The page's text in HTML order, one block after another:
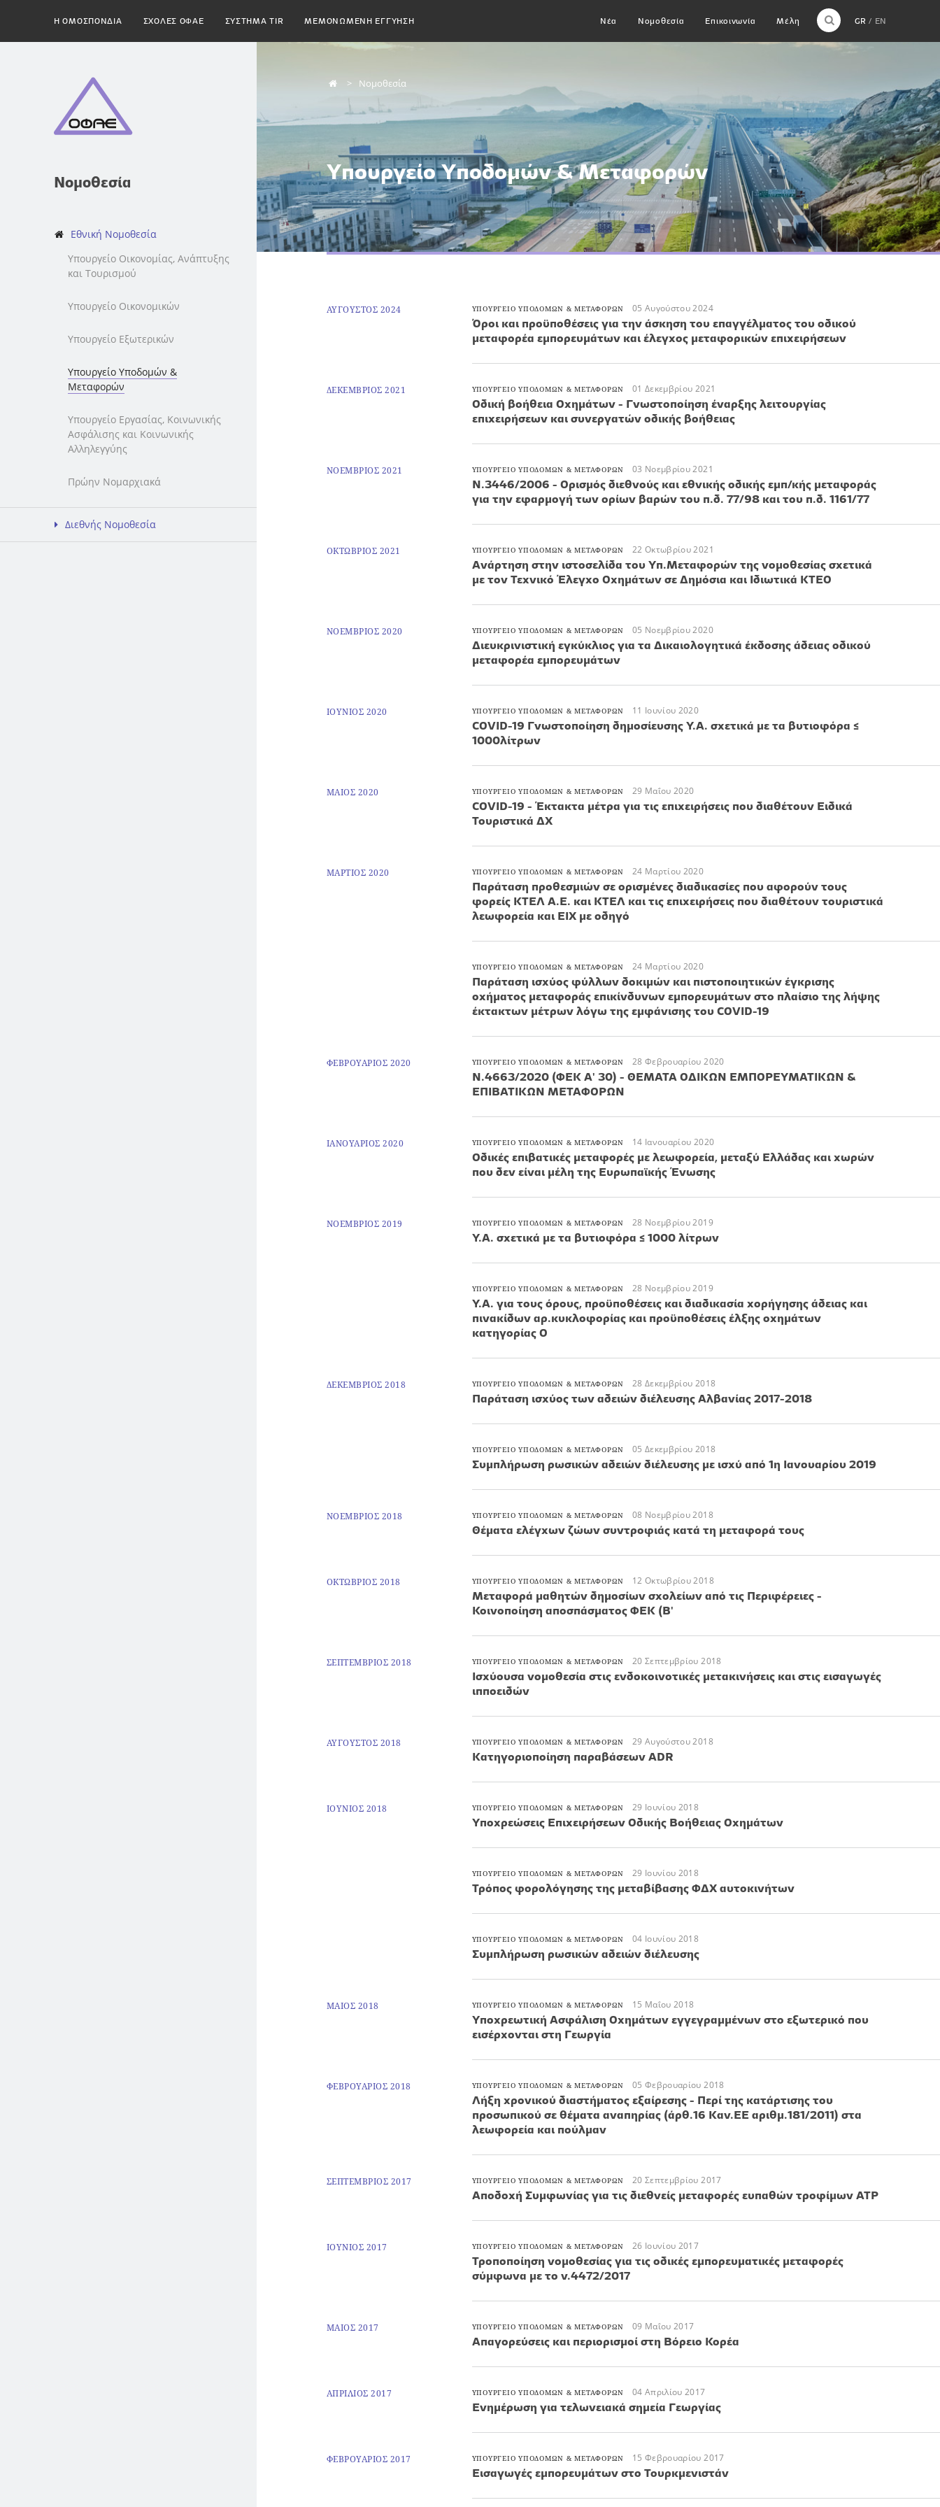
H ΟΜΟΣΠΟΝΔΙΑ ΣΧΟΛΕΣ ΟΦΑΕ ΣΥΣΤΗΜΑ TIR ΜΕΜΟΝΩΜΕΝΗ ΕΓΓΥΗΣΗ GR EN
Νέα Νομοθεσία Επικοινωνία Μέλη
Νομοθεσία
Εθνική Νομοθεσία
Υπουργείο Οικονομίας, Ανάπτυξης
και Τουρισμού
Υπουργείο Οικονομικών
Υπουργείο Εξωτερικών
Υπουργείο Υποδομών &
Μεταφορών
Υπουργείο Εργασίας, Κοινωνικής
Ασφάλισης και Κοινωνικής
Αλληλεγγύης
Πρώην Νομαρχιακά
Διεθνής Νομοθεσία
Νομοθεσία
Υπουργείο Υποδομών & Μεταφορών
ΑΥΓΟΥΣΤΟΣ 2024 ΥΠΟΥΡΓΕΙΟ ΥΠΟΔΟΜΩΝ & ΜΕΤΑΦΟΡΩΝ 05 Αυγούστου 2024
Όροι και προϋποθέσεις για την άσκηση του επαγγέλματος του οδικού
μεταφορέα εμπορευμάτων και έλεγχος μεταφορικών επιχειρήσεων
ΔΕΚΕΜΒΡΙΟΣ 2021 ΥΠΟΥΡΓΕΙΟ ΥΠΟΔΟΜΩΝ & ΜΕΤΑΦΟΡΩΝ 01 Δεκεμβρίου 2021
Οδική βοήθεια Οχημάτων - Γνωστοποίηση έναρξης λειτουργίας
επιχειρήσεων και συνεργατών οδικής βοήθειας
ΝΟΕΜΒΡΙΟΣ 2021 ΥΠΟΥΡΓΕΙΟ ΥΠΟΔΟΜΩΝ & ΜΕΤΑΦΟΡΩΝ 03 Νοεμβρίου 2021
Ν.3446/2006 - Ορισμός διεθνούς και εθνικής οδικής εμπ/κής μεταφοράς
για την εφαρμογή των ορίων βαρών του π.δ. 77/98 και του π.δ. 1161/77
ΟΚΤΩΒΡΙΟΣ 2021 ΥΠΟΥΡΓΕΙΟ ΥΠΟΔΟΜΩΝ & ΜΕΤΑΦΟΡΩΝ 22 Οκτωβρίου 2021
Ανάρτηση στην ιστοσελίδα του Υπ.Μεταφορών της νομοθεσίας σχετικά
με τον Τεχνικό Έλεγχο Οχημάτων σε Δημόσια και Ιδιωτικά ΚΤΕΟ
ΝΟΕΜΒΡΙΟΣ 2020 ΥΠΟΥΡΓΕΙΟ ΥΠΟΔΟΜΩΝ & ΜΕΤΑΦΟΡΩΝ 05 Νοεμβρίου 2020
Διευκρινιστική εγκύκλιος για τα Δικαιολογητικά έκδοσης άδειας οδικού
μεταφορέα εμπορευμάτων
ΙΟΥΝΙΟΣ 2020 ΥΠΟΥΡΓΕΙΟ ΥΠΟΔΟΜΩΝ & ΜΕΤΑΦΟΡΩΝ 11 Ιουνίου 2020
COVID-19 Γνωστοποίηση δημοσίευσης Υ.Α. σχετικά με τα βυτιοφόρα ≤
1000λίτρων
ΜΑΙΟΣ 2020 ΥΠΟΥΡΓΕΙΟ ΥΠΟΔΟΜΩΝ & ΜΕΤΑΦΟΡΩΝ 29 Μαΐου 2020
COVID-19 - Έκτακτα μέτρα για τις επιχειρήσεις που διαθέτουν Ειδικά
Τουριστικά ΔΧ
ΜΑΡΤΙΟΣ 2020 ΥΠΟΥΡΓΕΙΟ ΥΠΟΔΟΜΩΝ & ΜΕΤΑΦΟΡΩΝ 24 Μαρτίου 2020
Παράταση προθεσμιών σε ορισμένες διαδικασίες που αφορούν τους
φορείς ΚΤΕΛ Α.Ε. και ΚΤΕΛ και τις επιχειρήσεις που διαθέτουν τουριστικά
λεωφορεία και ΕΙΧ με οδηγό
ΥΠΟΥΡΓΕΙΟ ΥΠΟΔΟΜΩΝ & ΜΕΤΑΦΟΡΩΝ 24 Μαρτίου 2020
Παράταση ισχύος φύλλων δοκιμών και πιστοποιητικών έγκρισης
οχήματος μεταφοράς επικίνδυνων εμπορευμάτων στο πλαίσιο της λήψης
έκτακτων μέτρων λόγω της εμφάνισης του COVID-19
ΦΕΒΡΟΥΑΡΙΟΣ 2020 ΥΠΟΥΡΓΕΙΟ ΥΠΟΔΟΜΩΝ & ΜΕΤΑΦΟΡΩΝ 28 Φεβρουαρίου 2020
Ν.4663/2020 (ΦΕΚ Α' 30) - ΘΕΜΑΤΑ ΟΔΙΚΩΝ ΕΜΠΟΡΕΥΜΑΤΙΚΩΝ &
ΕΠΙΒΑΤΙΚΩΝ ΜΕΤΑΦΟΡΩΝ
ΙΑΝΟΥΑΡΙΟΣ 2020 ΥΠΟΥΡΓΕΙΟ ΥΠΟΔΟΜΩΝ & ΜΕΤΑΦΟΡΩΝ 14 Ιανουαρίου 2020
Οδικές επιβατικές μεταφορές με λεωφορεία, μεταξύ Ελλάδας και χωρών
που δεν είναι μέλη της Ευρωπαϊκής Ένωσης
ΝΟΕΜΒΡΙΟΣ 2019 ΥΠΟΥΡΓΕΙΟ ΥΠΟΔΟΜΩΝ & ΜΕΤΑΦΟΡΩΝ 28 Νοεμβρίου 2019
Υ.Α. σχετικά με τα βυτιοφόρα ≤ 1000 λίτρων
ΥΠΟΥΡΓΕΙΟ ΥΠΟΔΟΜΩΝ & ΜΕΤΑΦΟΡΩΝ 28 Νοεμβρίου 2019
Υ.Α. για τους όρους, προϋποθέσεις και διαδικασία χορήγησης άδειας και
πινακίδων αρ.κυκλοφορίας και προϋποθέσεις έλξης οχημάτων
κατηγορίας Ο
ΔΕΚΕΜΒΡΙΟΣ 2018 ΥΠΟΥΡΓΕΙΟ ΥΠΟΔΟΜΩΝ & ΜΕΤΑΦΟΡΩΝ 28 Δεκεμβρίου 2018
Παράταση ισχύος των αδειών διέλευσης Αλβανίας 2017-2018
ΥΠΟΥΡΓΕΙΟ ΥΠΟΔΟΜΩΝ & ΜΕΤΑΦΟΡΩΝ 05 Δεκεμβρίου 2018
Συμπλήρωση ρωσικών αδειών διέλευσης με ισχύ από 1η Ιανουαρίου 2019
ΝΟΕΜΒΡΙΟΣ 2018 ΥΠΟΥΡΓΕΙΟ ΥΠΟΔΟΜΩΝ & ΜΕΤΑΦΟΡΩΝ 08 Νοεμβρίου 2018
Θέματα ελέγχων ζώων συντροφιάς κατά τη μεταφορά τους
ΟΚΤΩΒΡΙΟΣ 2018 ΥΠΟΥΡΓΕΙΟ ΥΠΟΔΟΜΩΝ & ΜΕΤΑΦΟΡΩΝ 12 Οκτωβρίου 2018
Μεταφορά μαθητών δημοσίων σχολείων από τις Περιφέρειες -
Κοινοποίηση αποσπάσματος ΦΕΚ (Β'
ΣΕΠΤΕΜΒΡΙΟΣ 2018 ΥΠΟΥΡΓΕΙΟ ΥΠΟΔΟΜΩΝ & ΜΕΤΑΦΟΡΩΝ 20 Σεπτεμβρίου 2018
Ισχύουσα νομοθεσία στις ενδοκοινοτικές μετακινήσεις και στις εισαγωγές
ιπποειδών
ΑΥΓΟΥΣΤΟΣ 2018 ΥΠΟΥΡΓΕΙΟ ΥΠΟΔΟΜΩΝ & ΜΕΤΑΦΟΡΩΝ 29 Αυγούστου 2018
Kατηγοριοποίηση παραβάσεων ADR
ΙΟΥΝΙΟΣ 2018 ΥΠΟΥΡΓΕΙΟ ΥΠΟΔΟΜΩΝ & ΜΕΤΑΦΟΡΩΝ 29 Ιουνίου 2018
Υποχρεώσεις Επιχειρήσεων Οδικής Βοήθειας Οχημάτων
ΥΠΟΥΡΓΕΙΟ ΥΠΟΔΟΜΩΝ & ΜΕΤΑΦΟΡΩΝ 29 Ιουνίου 2018
Τρόπος φορολόγησης της μεταβίβασης ΦΔΧ αυτοκινήτων
ΥΠΟΥΡΓΕΙΟ ΥΠΟΔΟΜΩΝ & ΜΕΤΑΦΟΡΩΝ 04 Ιουνίου 2018
Συμπλήρωση ρωσικών αδειών διέλευσης
ΜΑΙΟΣ 2018 ΥΠΟΥΡΓΕΙΟ ΥΠΟΔΟΜΩΝ & ΜΕΤΑΦΟΡΩΝ 15 Μαΐου 2018
Υποχρεωτική Ασφάλιση Οχημάτων εγγεγραμμένων στο εξωτερικό που
εισέρχονται στη Γεωργία
ΦΕΒΡΟΥΑΡΙΟΣ 2018 ΥΠΟΥΡΓΕΙΟ ΥΠΟΔΟΜΩΝ & ΜΕΤΑΦΟΡΩΝ 05 Φεβρουαρίου 2018
Λήξη χρονικού διαστήματος εξαίρεσης - Περί της κατάρτισης του
προσωπικού σε θέματα αναπηρίας (άρθ.16 Καν.ΕΕ αριθμ.181/2011) στα
λεωφορεία και πούλμαν
ΣΕΠΤΕΜΒΡΙΟΣ 2017 ΥΠΟΥΡΓΕΙΟ ΥΠΟΔΟΜΩΝ & ΜΕΤΑΦΟΡΩΝ 20 Σεπτεμβρίου 2017
Αποδοχή Συμφωνίας για τις διεθνείς μεταφορές ευπαθών τροφίμων ΑΤΡ
ΙΟΥΝΙΟΣ 2017 ΥΠΟΥΡΓΕΙΟ ΥΠΟΔΟΜΩΝ & ΜΕΤΑΦΟΡΩΝ 26 Ιουνίου 2017
Τροποποίηση νομοθεσίας για τις οδικές εμπορευματικές μεταφορές
σύμφωνα με το ν.4472/2017
ΜΑΙΟΣ 2017 ΥΠΟΥΡΓΕΙΟ ΥΠΟΔΟΜΩΝ & ΜΕΤΑΦΟΡΩΝ 09 Μαΐου 2017
Απαγορεύσεις και περιορισμοί στη Βόρειο Κορέα
ΑΠΡΙΛΙΟΣ 2017 ΥΠΟΥΡΓΕΙΟ ΥΠΟΔΟΜΩΝ & ΜΕΤΑΦΟΡΩΝ 04 Απριλίου 2017
Ενημέρωση για τελωνειακά σημεία Γεωργίας
ΦΕΒΡΟΥΑΡΙΟΣ 2017 ΥΠΟΥΡΓΕΙΟ ΥΠΟΔΟΜΩΝ & ΜΕΤΑΦΟΡΩΝ 15 Φεβρουαρίου 2017
Εισαγωγές εμπορευμάτων στο Τουρκμενιστάν